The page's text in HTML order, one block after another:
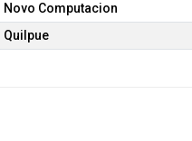
Novo Computacion
Quilpue